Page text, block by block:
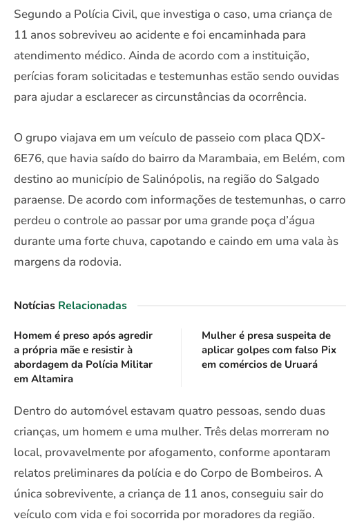
Segundo a Polícia Civil, que investiga o caso, uma criança de
11 anos sobreviveu ao acidente e foi encaminhada para
atendimento médico. Ainda de acordo com a instituição,
perícias foram solicitadas e testemunhas estão sendo ouvidas
para ajudar a esclarecer as circunstâncias da ocorrência.
O grupo viajava em um veículo de​ passeio com placa QDX-
6E76, que havia saído do bairro da Marambaia, em Belém, com
destino ao município de Salinópolis, na região do Salgado
paraense. De acordo com informações de testemunhas, o carro
perdeu o controle ao passar por uma grande poça d’água
durante uma forte chuva, capotando e caindo em uma vala às
margens da rodovia.
Notícias Relacionadas
Homem é preso após agredir
a própria mãe e resistir à
abordagem da Polícia Militar
em Altamira
Mulher é presa suspeita de
aplicar golpes com falso Pix
em comércios de Uruará
Dentro do automóvel estavam quatro pessoas, sendo duas
crianças, um homem e uma mulher. Três delas morreram no
local, provavelmente por afogamento, conforme apontaram
relatos preliminares da polícia e do Corpo de Bombeiros. A
única sobrevivente, a criança de 11 anos, conseguiu sair do
veículo com vida e foi socorrida por moradores da região.